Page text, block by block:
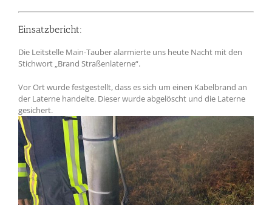
Einsatzbericht:
Die Leitstelle Main-Tauber alarmierte uns heute Nacht mit den
Stichwort „Brand Straßenlaterne“.
Vor Ort wurde festgestellt, dass es sich um einen Kabelbrand an
der Laterne handelte. Dieser wurde abgelöscht und die Laterne
gesichert.